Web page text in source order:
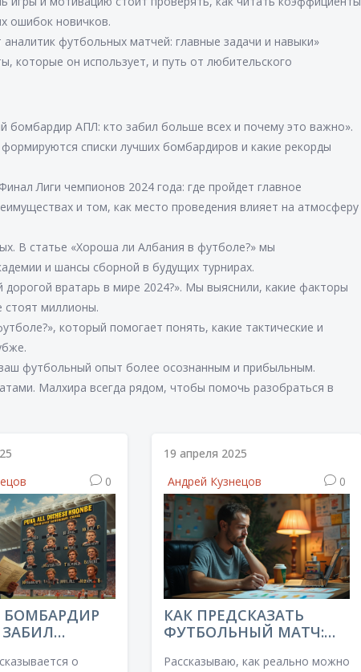
ошибок новичков.
футбольных матчей: главные задачи и навыки»
которые он использует, и путь от любительского
бомбардир АПЛ: кто забил больше всех и почему это важно».
списки лучших бомбардиров и какие рекорды
Лиги чемпионов 2024 года: где пройдет главное
и том, как место проведения влияет на атмосферу
В статье «Хороша ли Албания в футболе?» мы
и шансы сборной в будущих турнирах.
вратарь в мире 2024?». Мы выяснили, какие факторы
стоят миллионы.
который помогает понять, какие тактические и
футбольный опыт более осознанным и прибыльным.
Малхира всегда рядом, чтобы помочь разобраться в
0
ВАЖНО
о
19 апреля 2025
Андрей Кузнецов
0
КАК ПРЕДСКАЗАТЬ
ФУТБОЛЬНЫЙ МАТЧ:
РЕАЛЬНЫЕ МЕТОДЫ
Рассказываю, как реально можно